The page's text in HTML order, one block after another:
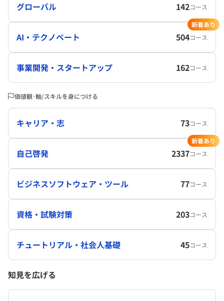
グローバル 142コース
AI・テクノベート 504コース
新着あり
事業開発・スタートアップ 162コース
価値観･軸/スキルを身につける
キャリア・志 73コース
自己啓発 2337コース
新着あり
ビジネスソフトウェア・ツール 77コース
資格・試験対策 203コース
チュートリアル・社会人基礎 45コース
知見を広げる